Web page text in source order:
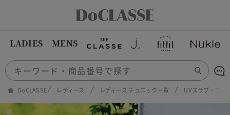
LADIES MENS
DoCLASSE レディース レディース チュニック一覧 UVスラブ・フロ